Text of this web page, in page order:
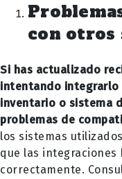
con otros
Si has actualizado
intentando integrarlo
inventario o sistema
problemas de
los sistemas
que las integraciones
correctamente.